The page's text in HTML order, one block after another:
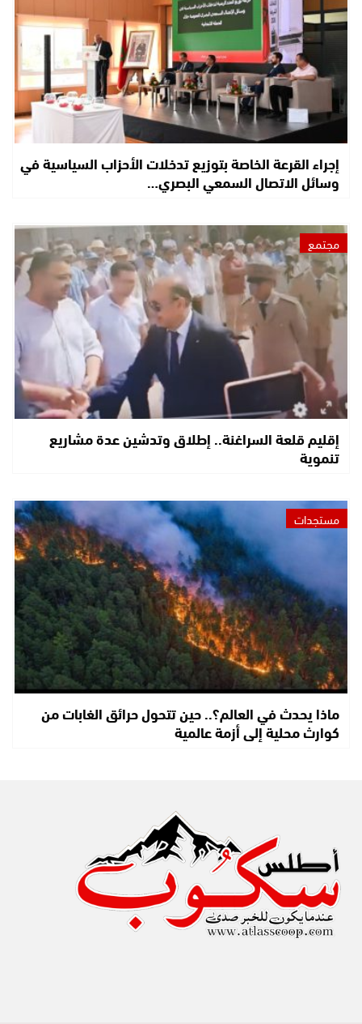
إجراء القرعة الخاصة بتوزيع تدخلات الأحزاب السياسية في
وسائل الاتصال السمعي البصري…
مجتمع
إقليم قلعة السراغنة.. إطلاق وتدشين عدة مشاريع
تنموية
مستجدات
ماذا يحدث في العالم؟.. حين تتحول حرائق الغابات من
كوارث محلية إلى أزمة عالمية